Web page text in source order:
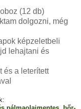
(12 db)
dolgozni, még
képzeletbeli
lehajtani és
és a leterített